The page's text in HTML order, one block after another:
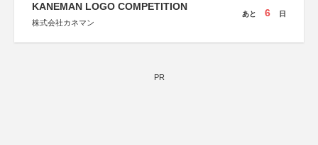
KANEMAN LOGO COMPETITION
株式会社カネマン
あと 6 日
PR